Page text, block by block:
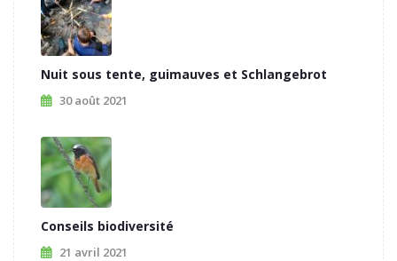
Nuit sous tente, guimauves et Schlangebrot
30 août 2021
Conseils biodiversité
21 avril 2021